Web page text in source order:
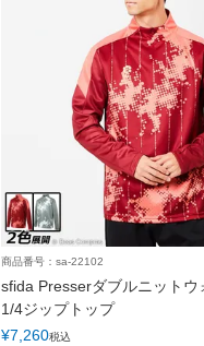
商品番号：sa-22102
sfida Presserダブルニットウ
1/4ジップトップ
¥7,260税込